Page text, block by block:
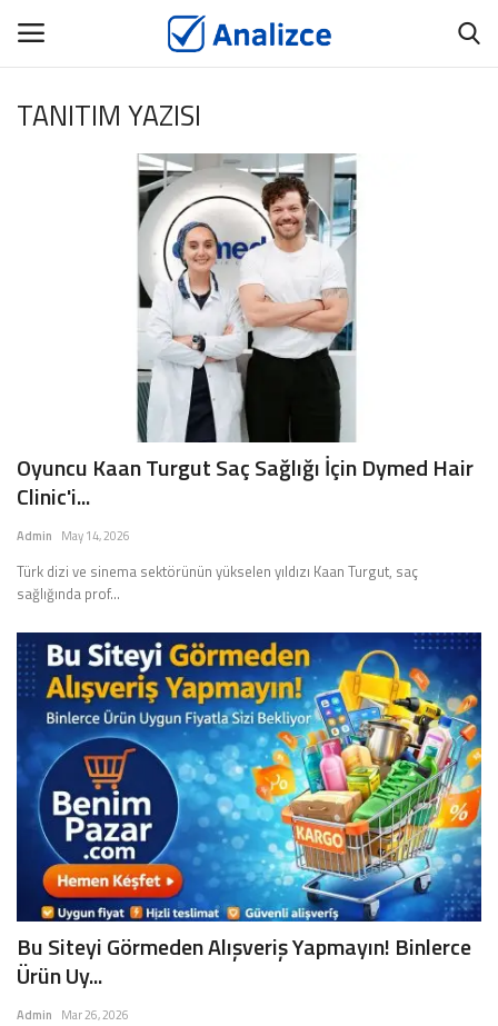
GİRİŞ
TANITIM YAZISI
İÇERİK YAYINLAT
İLETİŞİM
siyasetciler.com
TANITIM YAZISI
Oyuncu Kaan Turgut Saç Sağlığı İçin Dymed Hair
Clinic'i...
Admin May 14, 2026
Türk dizi ve sinema sektörünün yükselen yıldızı Kaan Turgut, saç
sağlığında prof...
Bu Siteyi Görmeden Alışveriş Yapmayın! Binlerce
Ürün Uy...
Admin Mar 26, 2026